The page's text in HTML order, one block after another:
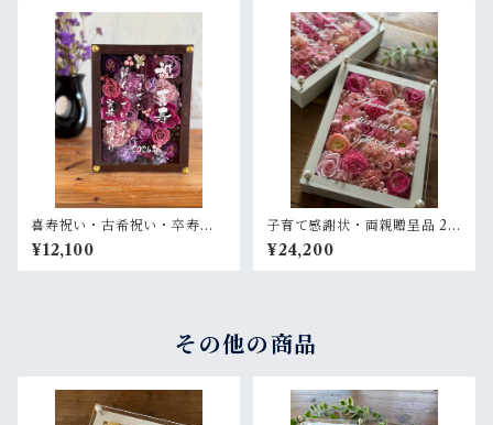
喜寿祝い・古希祝い・卒寿祝
い・長寿祝い・結婚記念日祝
い【名入れ】プリザーブドフ
ラワーアレンジ ウッドフレー
¥12,100
子育て感謝状・両親贈呈品 2個
セット【名入れ】プリザーブ
ドフラワーアレンジ ウッドフ
レーム〈ピンクペア〉結婚式
¥24,200
その他の商品